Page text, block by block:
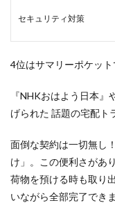
セキュリティ対策
4位はサマリーポケット
『NHKおはよう日本
げられた 話題の宅配ト
面倒な契約は一切無し
け」。この便利さがあ
荷物を預ける時も取り
いながら全部完了できま